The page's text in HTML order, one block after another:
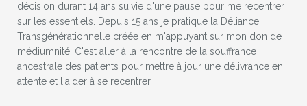
décision durant 14 ans suivie d'une pause pour me recentrer
sur les essentiels. Depuis 15 ans je pratique la Déliance
Transgénérationnelle créée en m'appuyant sur mon don de
médiumnité. C'est aller à la rencontre de la souffrance
ancestrale des patients pour mettre à jour une délivrance en
attente et l'aider à se recentrer.